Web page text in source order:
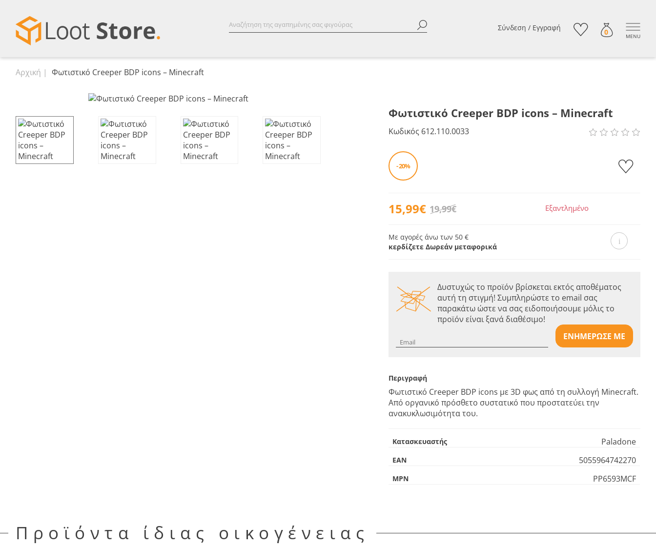
Σύνδεση / Εγγραφή 0 MENU
Αρχική Φωτιστικό Creeper BDP icons – Minecraft
Φωτιστικό Creeper BDP icons – Minecraft
Κωδικός 612.110.0033
- 20%
15,99€ 19,99€ Εξαντλημένο
Με αγορές άνω των 50 €
κερδίζετε Δωρεάν μεταφορικά
Δυστυχώς το προϊόν βρίσκεται εκτός αποθέματος
αυτή τη στιγμή! Συμπληρώστε το email σας
παρακάτω ώστε να σας ειδοποιήσουμε μόλις το
προϊόν είναι ξανά διαθέσιμο!
ΕΝΗΜΕΡΩΣΕ ΜΕ
Περιγραφή
Φωτιστικό Creeper BDP icons με 3D φως από τη συλλογή Minecraft.
Από οργανικό πρόσθετο συστατικό που προστατεύει την
ανακυκλωσιμότητα του.
Κατασκευαστής Paladone
EAN 5055964742270
MPN PP6593MCF
Προϊόντα ίδιας οικογένειας